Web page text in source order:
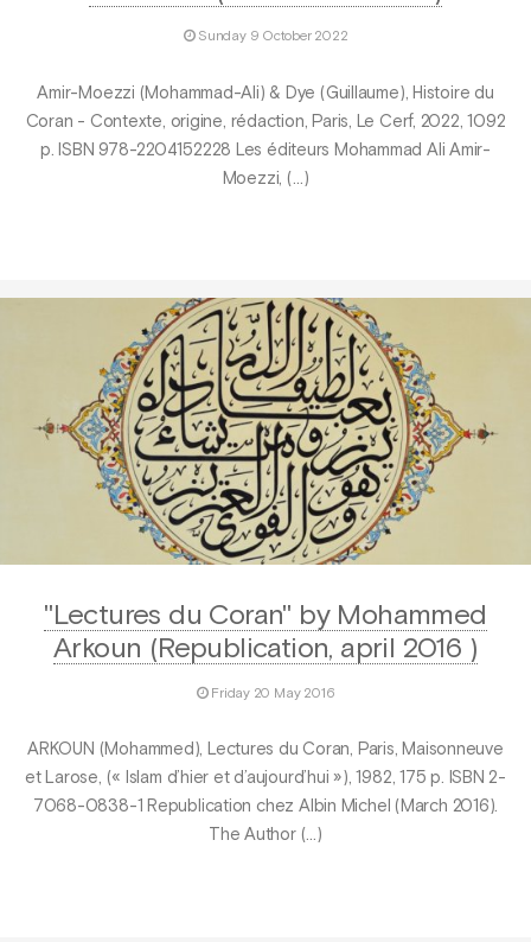
Sunday 9 October 2022
Amir-Moezzi (Mohammad-Ali) & Dye (Guillaume), Histoire du
Coran - Contexte, origine, rédaction, Paris, Le Cerf, 2022, 1092
p. ISBN 978-2204152228 Les éditeurs Mohammad Ali Amir-
Moezzi, (…)
"Lectures du Coran" by Mohammed
Arkoun (Republication, april 2016 )
Friday 20 May 2016
ARKOUN (Mohammed), Lectures du Coran, Paris, Maisonneuve
et Larose, (« Islam d’hier et d’aujourd’hui »), 1982, 175 p. ISBN 2-
7068-0838-1 Republication chez Albin Michel (March 2016).
The Author (…)